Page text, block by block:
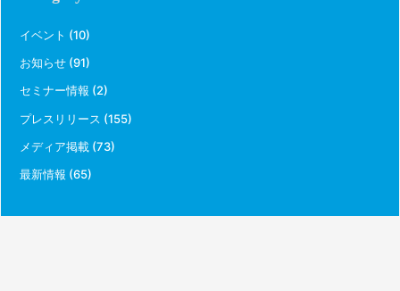
イベント (10)
お知らせ(91)
セミナー情報 (2)
プレスリリース (155)
メディア掲載(73)
最新情報 (65)